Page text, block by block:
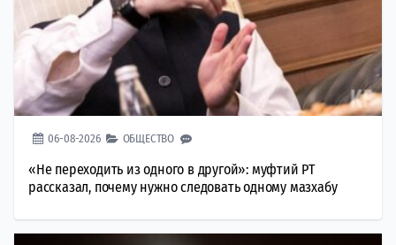
06-08-2026 ОБЩЕСТВО
«Не переходить из одного в другой»: муфтий РТ
рассказал, почему нужно следовать одному мазхабу